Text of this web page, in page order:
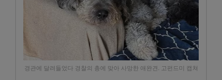
경관에 달려들었다 경찰의 총에 맞아 사망한 애완견. 고펀드미 캡쳐